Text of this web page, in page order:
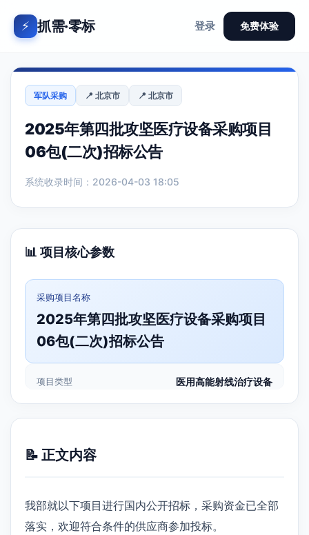
⚡ 抓需·零标 登录 免费体验
军队采购 📍 北京市 📍 北京市
2025年第四批攻坚医疗设备采购项目
06包(二次)招标公告
系统收录时间：2026-04-03 18:05
📊 项目核心参数
采购项目名称
2025年第四批攻坚医疗设备采购项目
06包(二次)招标公告
项目类型 医用高能射线治疗设备
📝 正文内容
我部就以下项目进行国内公开招标，采购资金已全部
落实，欢迎符合条件的供应商参加投标。